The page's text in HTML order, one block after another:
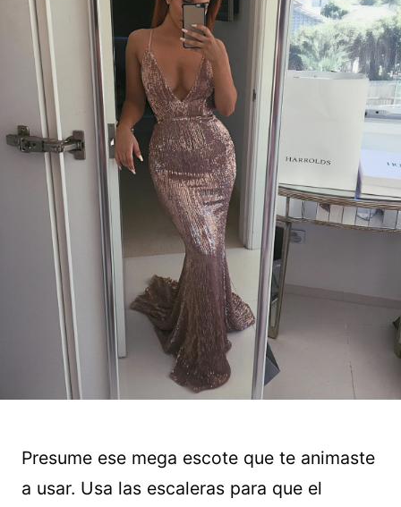
Presume ese mega escote que te animaste
a usar. Usa las escaleras para que el